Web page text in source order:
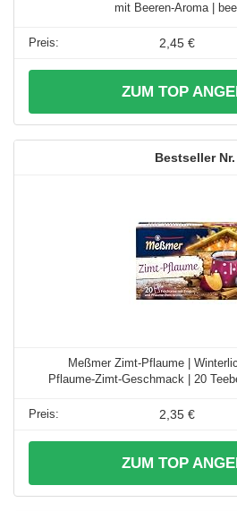
mit Beeren-Aroma |
2,45 €
ZUM TOP
Meßmer Zimt‑Pflaume |
Pflaume‑Zimt‑Geschmack | 20
2,35 €
ZUM TOP